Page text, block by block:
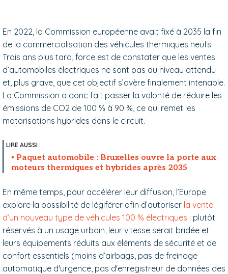
En 2022, la Commission européenne avait fixé à 2035 la fin
de la commercialisation des véhicules thermiques neufs.
Trois ans plus tard, force est de constater que les ventes
d’automobiles électriques ne sont pas au niveau attendu
et, plus grave, que cet objectif s’avère finalement intenable.
La Commission a donc fait passer la volonté de réduire les
émissions de CO2 de 100 % à 90 %, ce qui remet les
motorisations hybrides dans le circuit.
Paquet automobile : Bruxelles ouvre la porte aux
moteurs thermiques et hybrides après 2035
En même temps, pour accélérer leur diffusion, l’Europe
explore la possibilité de légiférer afin d’autoriser la vente
d’un nouveau type de véhicules 100 % électriques : plutôt
réservés à un usage urbain, leur vitesse serait bridée et
leurs équipements réduits aux éléments de sécurité et de
confort essentiels (moins d’airbags, pas de freinage
automatique d'urgence, pas d'enregistreur de données des